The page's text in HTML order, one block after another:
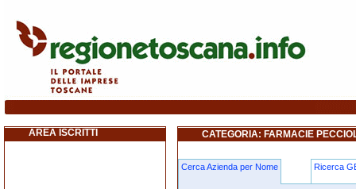
farmacie peccioli
AREA ISCRITTI CATEGORIA: FARMACIE
Cerca Azienda per Nome Ricerca